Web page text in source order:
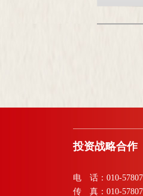
投资战略合作
电 话：010-
传 真：010-